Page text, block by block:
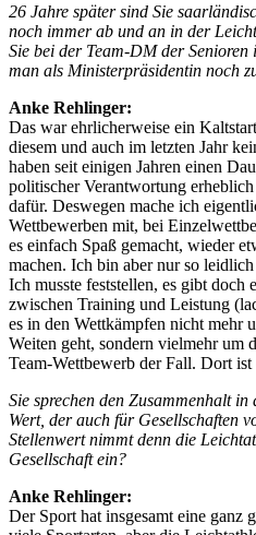
26 Jahre später sind Sie
noch immer ab und an in der
Sie bei der Team-DM der
man als Ministerpräsidentin noch
Anke Rehlinger:
Das war ehrlicherweise ein
diesem und auch im letzten Jahr
haben seit einigen Jahren einen
politischer Verantwortung
dafür. Deswegen mache ich
Wettbewerben mit, bei
es einfach Spaß gemacht, wieder
machen. Ich bin aber nur so
Ich musste feststellen, es gibt doch
zwischen Training und Leistung
es in den Wettkämpfen nicht mehr
Weiten geht, sondern vielmehr um
Team-Wettbewerb der Fall. Dort ist
Sie sprechen den Zusammenhalt
Wert, der auch für Gesellschaften
Stellenwert nimmt denn die
Gesellschaft ein?
Anke Rehlinger:
Der Sport hat insgesamt eine ganz